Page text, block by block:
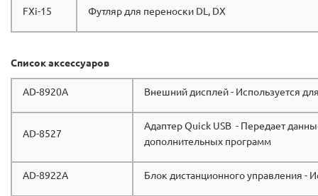
FXi-15 Футляр для переноски DL, DX
Список аксессуаров
AD-8920A Внешний дисплей - Используется
AD-8527
Адаптер Quick USB - Передает
дополнительных программ
AD-8922A Блок дистанционного управления -